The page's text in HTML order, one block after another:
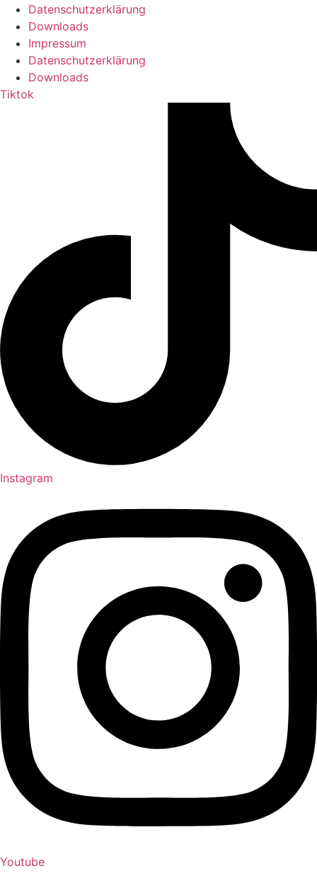
Datenschutzerklärung
Downloads
Impressum
Datenschutzerklärung
Downloads
Tiktok
Instagram
Youtube